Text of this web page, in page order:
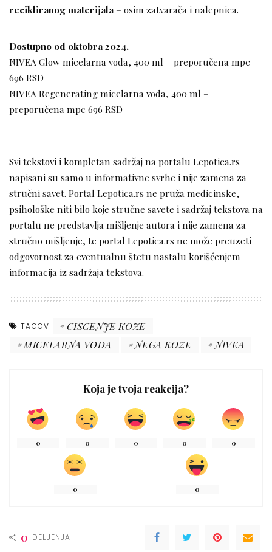
recikliranog materijala – osim zatvarača i nalepnica.
Dostupno od oktobra 2024.
NIVEA Glow micelarna voda, 400 ml – preporučena mpc
696 RSD
NIVEA Regenerating micelarna voda, 400 ml –
preporučena mpc 696 RSD
Svi tekstovi i kompletan sadržaj na portalu Lepotica.rs
napisani su samo u informativne svrhe i nije zamena za
stručni savet. Portal Lepotica.rs ne pruža medicinske,
psihološke niti bilo koje stručne savete i sadržaj tekstova na
portalu ne predstavlja mišljenje autora i nije zamena za
stručno mišljenje, te portal Lepotica.rs ne može preuzeti
odgovornost za eventualnu štetu nastalu korišćenjem
informacija iz sadržaja tekstova.
TAGOVI
CISCENJE KOZE
MICELARNA VODA
NEGA KOZE NIVEA
Koja je tvoja reakcija?
0 0 0 0 0
0 0
0 DELJENJA